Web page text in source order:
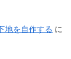
地を自作する に